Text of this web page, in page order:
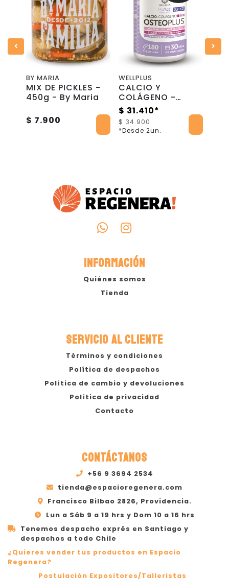
BY MARIA
MIX DE PICKLES -
450g - By Maria
$ 7.900
WELLPLUS
CALCIO Y
COLÁGENO -
OSTEO PLUS - 180
CÁPSULAS
$ 31.410*
$ 34.900
*Desde 2un.
INFORMACIÓN
Quiénes somos
Tienda
SERVICIO AL CLIENTE
Términos y condiciones
Política de despachos
Política de cambio y devoluciones
Política de privacidad
Contacto
CONTÁCTANOS
+56 9 3694 2534
tienda@espacioregenera.com
Francisco Bilbao 2826, Providencia.
Lun a Sáb 9 a 19 hrs y Dom 10 a 16 hrs
Tenemos despacho exprés en Santiago y
despachos a todo Chile
¿Quieres vender tus productos en Espacio
Regenera?
Postulación Expositores/Talleristas